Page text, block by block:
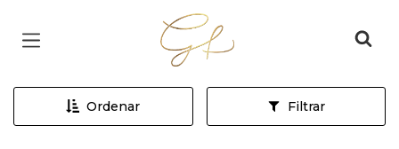
Página inicial
Ordenar Filtrar